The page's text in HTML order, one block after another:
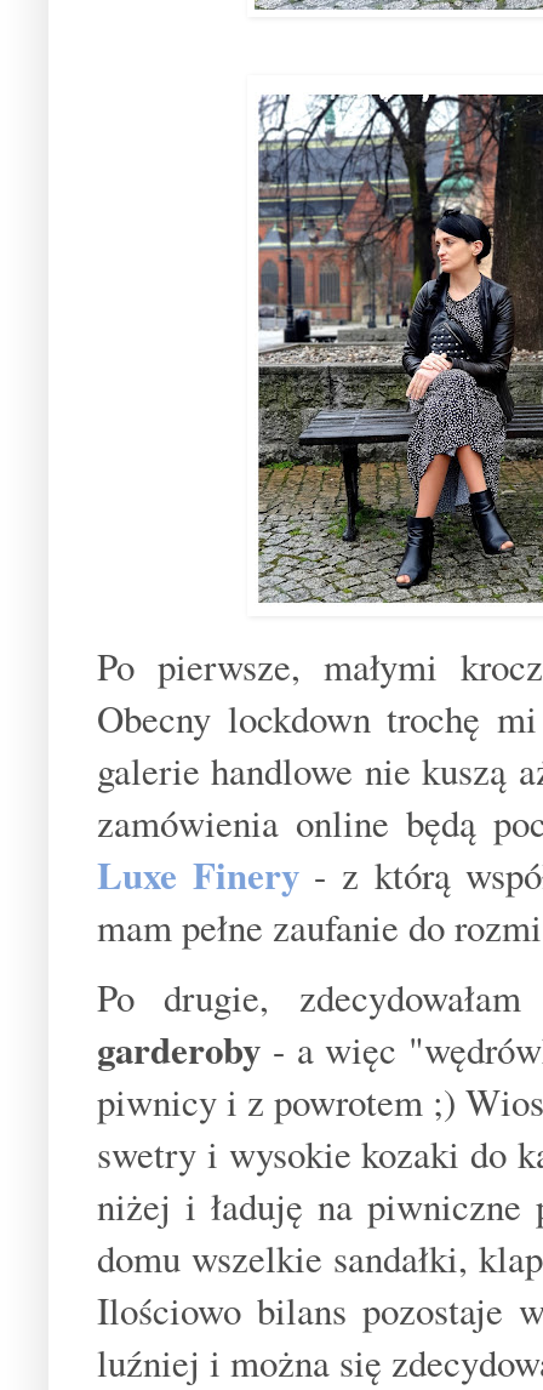
Po pierwsze, małymi
Obecny lockdown trochę
galerie handlowe nie kuszą
zamówienia online będą
Luxe Finery- z którą
mam pełne zaufanie do
Po drugie,
garderoby - a więc
piwnicy i z powrotem ;)
swetry i wysokie kozaki do
niżej i ładuję na piwniczne
domu wszelkie sandałki,
Ilościowo bilans pozostaje
luźniej i można się